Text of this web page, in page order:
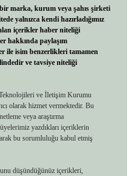
marka, kurum veya şahıs şirketi
yalnızca kendi hazırladığımız
içerikler haber niteliği
hakkında paylaşım
ile isim benzerlikleri tamamen
ve tavsiye niteliği
ve İletişim Kurumu
olarak hizmet vermektedir. Bu
veya araştırma
yazdıkları içeriklerin
bu sorumluluğu kabul etmiş
düşündüğünüz içerikleri,